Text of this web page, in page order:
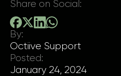
Share on Social:
By:
Octiive Support
Posted:
January 24, 2024